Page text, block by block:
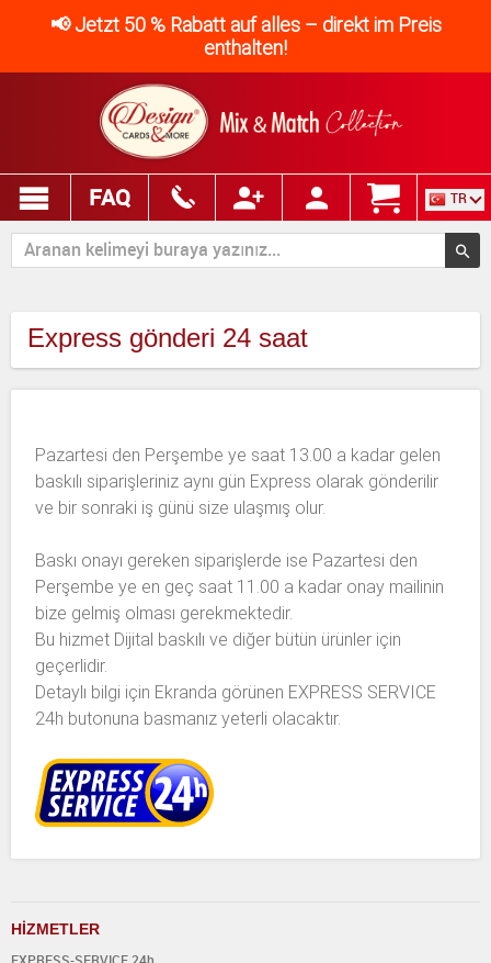
📢 Jetzt 50 % Rabatt auf alles – direkt im Preis
enthalten!
FAQ TR
Express gönderi 24 saat
Pazartesi den Perşembe ye saat 13.00 a kadar gelen
baskılı siparişleriniz aynı gün Express olarak gönderilir
ve bir sonraki iş günü size ulaşmış olur.
Baskı onayı gereken siparişlerde ise Pazartesi den
Perşembe ye en geç saat 11.00 a kadar onay mailinin
bize gelmiş olması gerekmektedir.
Bu hizmet Dijital baskılı ve diğer bütün ürünler için
geçerlidir.
Detaylı bilgi için Ekranda görünen EXPRESS SERVICE
24h butonuna basmanız yeterli olacaktır.
HİZMETLER
EXPRESS-SERVICE 24h